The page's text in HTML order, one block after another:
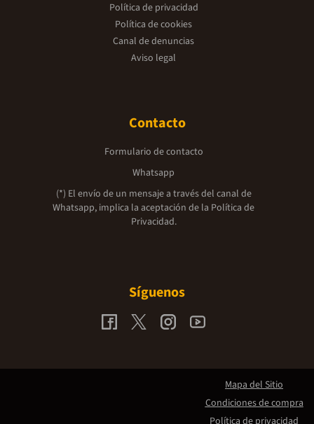
Política de privacidad
Política de cookies
Canal de denuncias
Aviso legal
Contacto
Formulario de contacto
Whatsapp
(*) El envío de un mensaje a través del canal de
Whatsapp, implica la aceptación de la Política de
Privacidad.
Síguenos
Mapa del Sitio
Condiciones de compra